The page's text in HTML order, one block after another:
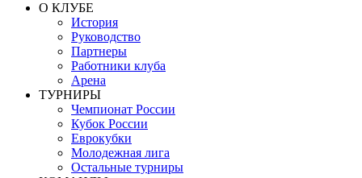
О КЛУБЕ
История
Руководство
Партнеры
Работники клуба
Арена
ТУРНИРЫ
Чемпионат России
Кубок России
Еврокубки
Молодежная лига
Остальные турниры